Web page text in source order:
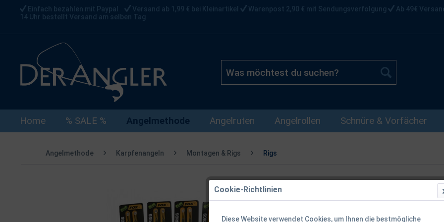
Einfach bezahlen mit Paypal Versand ab 1,99 € bei Kleinartikel Warenpost 2,90 € mit Sendungsverfolgung Ab 49€
14 Uhr bestellt Versand am selben Tag
Home % SALE % Angelmethode Angelruten Angelrollen Schnüre & Vorfächer
Angelmethode Karpfenangeln Montagen & Rigs Rigs
Fox Edges
Green
Cookie-Richtlinien
Diese Website verwendet Cookies, um Ihnen die bestmögliche